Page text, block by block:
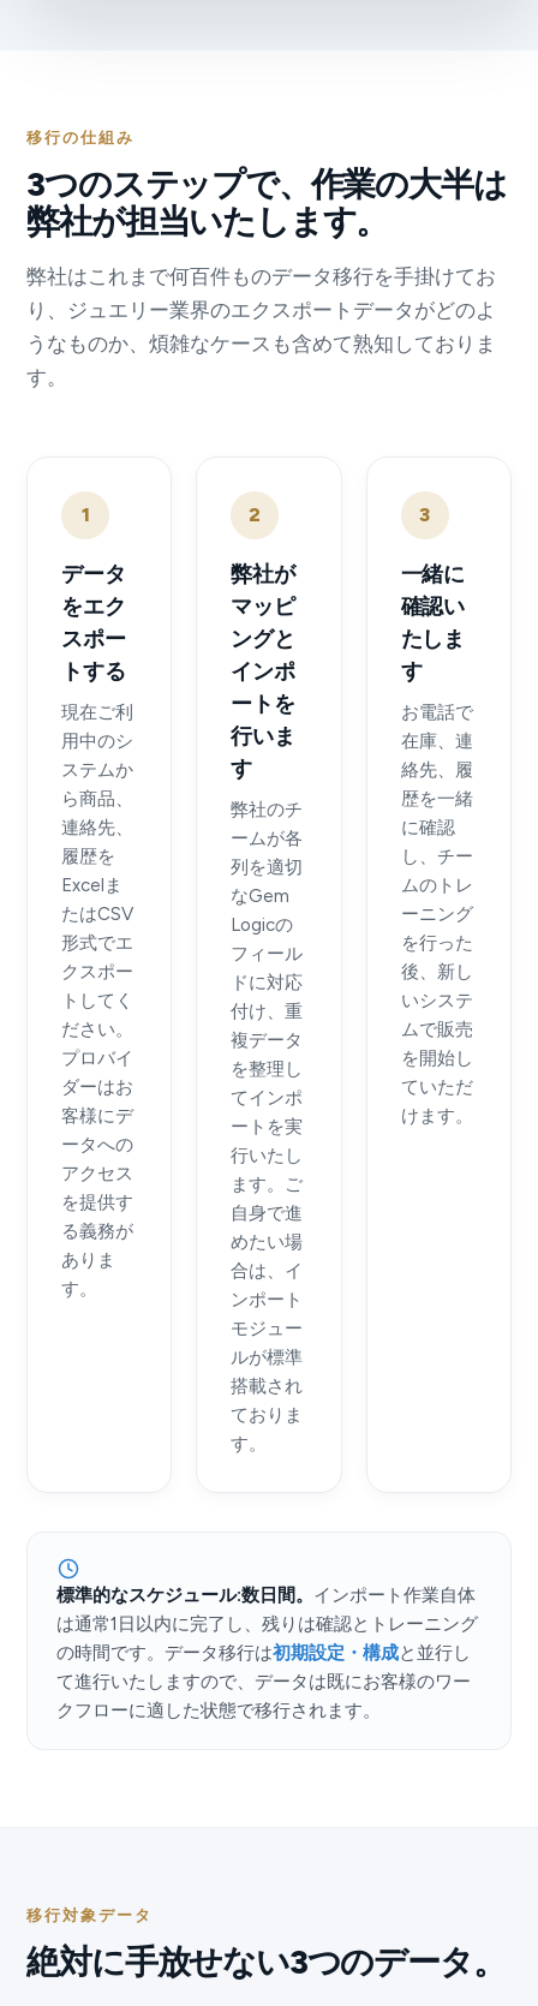
移行の仕組み
3つのステップで、作業の大半は
弊社が担当いたします。
弊社はこれまで何百件ものデータ移行を手掛けてお
り、ジュエリー業界のエクスポートデータがどのよ
うなものか、煩雑なケースも含めて熟知しておりま
す。
1
データ
をエク
スポー
トする
現在ご利
用中のシ
ステムか
ら商品、
連絡先、
履歴を
Excelま
たはCSV
形式でエ
クスポー
トしてく
ださい。
プロバイ
ダーはお
客様にデ
ータへの
アクセス
を提供す
る義務が
ありま
す。
2
弊社が
マッピ
ングと
インポ
ートを
行いま
す
弊社のチ
ームが各
列を適切
なGem
Logicの
フィール
ドに対応
付け、重
複データ
を整理し
てインポ
ートを実
行いたし
ます。ご
自身で進
めたい場
合は、イ
ンポート
モジュー
ルが標準
搭載され
ておりま
す。
3
一緒に
確認い
たしま
す
お電話で
在庫、連
絡先、履
歴を一緒
に確認
し、チー
ムのトレ
ーニング
を行った
後、新し
いシステ
ムで販売
を開始し
ていただ
けます。
標準的なスケジュール:数日間。 インポート作業自体
は通常1日以内に完了し、残りは確認とトレーニング
の時間です。データ移行は初期設定・構成と並行し
て進行いたしますので、データは既にお客様のワー
クフローに適した状態で移行されます。
移行対象データ
絶対に手放せない3つのデータ。